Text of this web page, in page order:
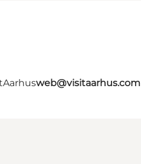
web@visitaarhus.com